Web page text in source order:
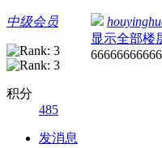
中级会员
积分
485
发消息
显示全部楼